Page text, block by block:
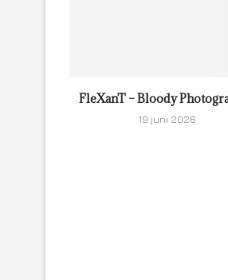
FleXanT – Bloody
19 juni 2026